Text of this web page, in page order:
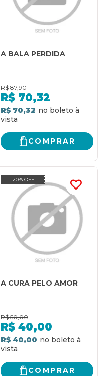
A BALA PERDIDA
R$ 87,90
R$ 70,32
R$ 70,32
COMPRAR
20% OFF
A CURA PELO AMOR
R$ 50,00
R$ 40,00
R$ 40,00
COMPRAR